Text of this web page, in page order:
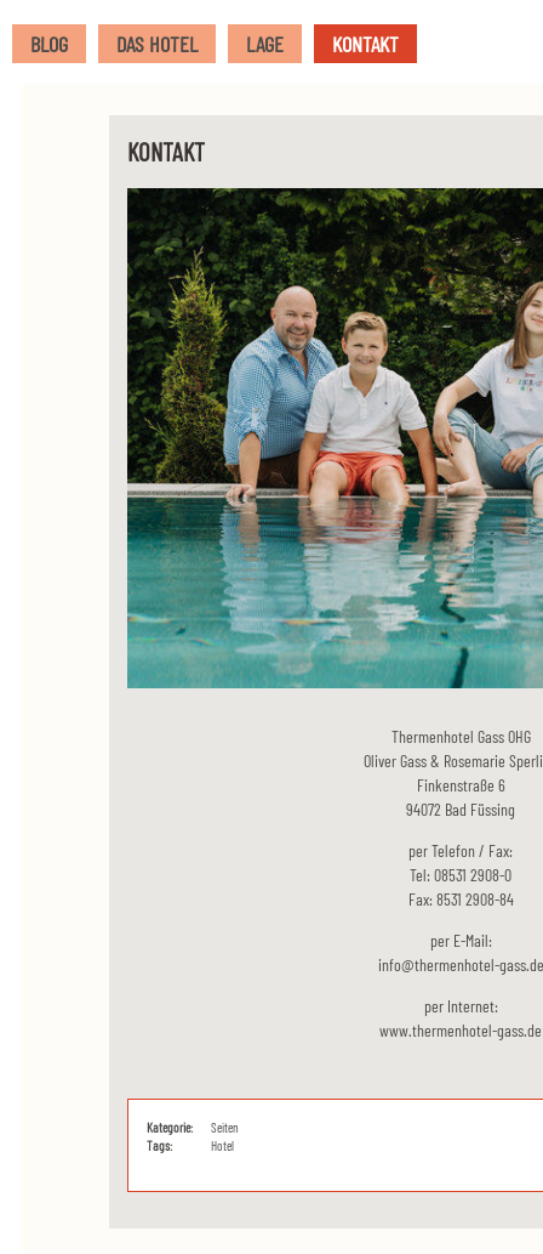
BLOG DAS HOTEL LAGE KONTAKT
KONTAKT
Thermenhotel Gass OHG
Oliver Gass & Rosemarie
Finkenstraße 6
94072 Bad Füssing
per Telefon / Fax:
Tel: 08531 2908-0
Fax: 8531 2908-84
per E-Mail:
info@thermenhotel-gass.de
per Internet:
www.thermenhotel-gass.de
Kategorie:
Seiten
Tags:
Hotel